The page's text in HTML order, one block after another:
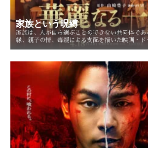
家族という呪縛
家族は、人が自ら選ぶことのできない共同体であ
縁、親子の情、毒親による支配を描いた映画・ド